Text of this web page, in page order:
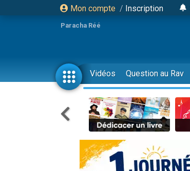
Mon compte / Inscription
Paracha Réé
Vidéos Question au Rav